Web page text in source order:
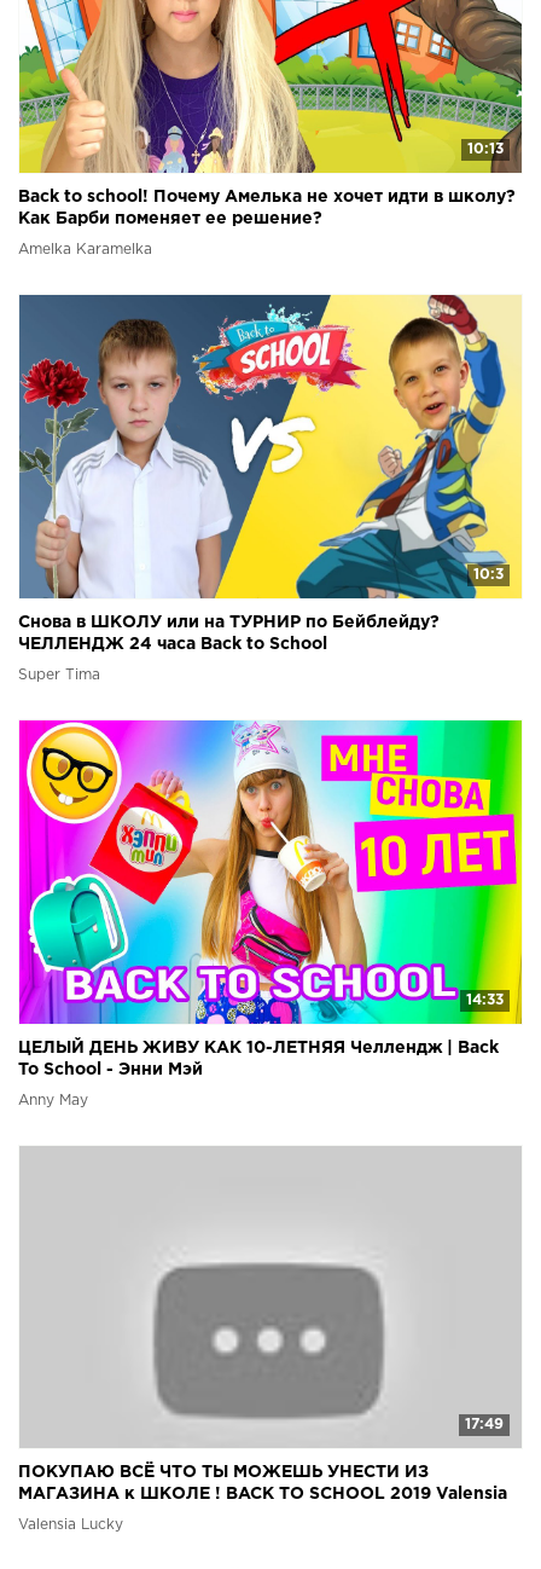
10:13
Back to school! Почему Амелька не хочет идти в школу?
Как Барби поменяет ее решение?
Amelka Karamelka
10:3
Снова в ШКОЛУ или на ТУРНИР по Бейблейду?
ЧЕЛЛЕНДЖ 24 часа Back to School
Super Tima
14:33
ЦЕЛЫЙ ДЕНЬ ЖИВУ КАК 10-ЛЕТНЯЯ Челлендж | Back
To School - Энни Мэй
Anny May
17:49
ПОКУПАЮ ВСЁ ЧТО ТЫ МОЖЕШЬ УНЕСТИ ИЗ
МАГАЗИНА к ШКОЛЕ ! BACK TO SCHOOL 2019 Valensia
Lucky ????
Valensia Lucky